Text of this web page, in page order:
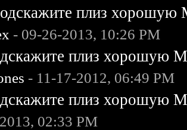
плиз хорошую
- 09-26-2013, 10:26 PM
плиз хорошую
- 11-17-2012, 06:49 PM
плиз хорошую
02:33 PM